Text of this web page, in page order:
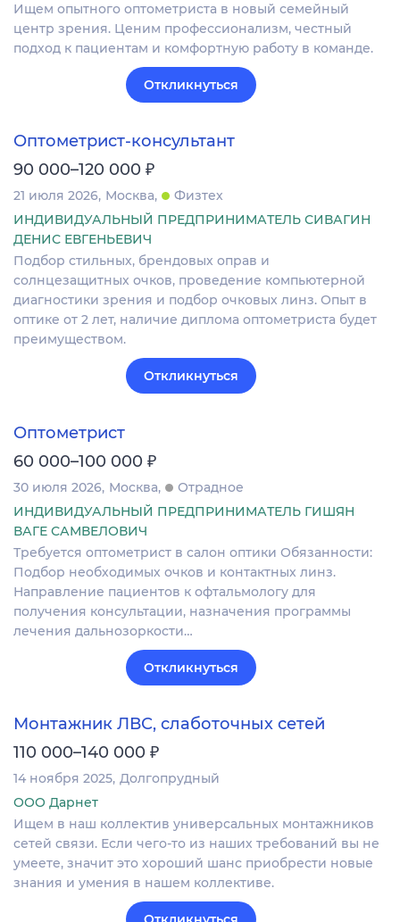
Ищем опытного оптометриста в новый семейный
центр зрения. Ценим профессионализм, честный
подход к пациентам и комфортную работу в команде.
Откликнуться
Оптометрист-консультант
90 000–120 000 ₽
21 июля 2026 Москва
Физтех
ИНДИВИДУАЛЬНЫЙ ПРЕДПРИНИМАТЕЛЬ СИВАГИН
ДЕНИС ЕВГЕНЬЕВИЧ
Подбор стильных, брендовых оправ и
солнцезащитных очков, проведение компьютерной
диагностики зрения и подбор очковых линз. Опыт в
оптике от 2 лет, наличие диплома оптометриста будет
преимуществом.
Откликнуться
Оптометрист
60 000–100 000 ₽
30 июля 2026 Москва
Отрадное
ИНДИВИДУАЛЬНЫЙ ПРЕДПРИНИМАТЕЛЬ ГИШЯН
ВАГЕ САМВЕЛОВИЧ
Требуется оптометрист в салон оптики Обязанности:
Подбор необходимых очков и контактных линз.
Направление пациентов к офтальмологу для
получения консультации, назначения программы
лечения дальнозоркости…
Откликнуться
Монтажник ЛВС, слаботочных сетей
110 000–140 000 ₽
14 ноября 2025 Долгопрудный
ООО Дарнет
Ищем в наш коллектив универсальных монтажников
сетей связи. Если чего-то из наших требований вы не
умеете, значит это хороший шанс приобрести новые
знания и умения в нашем коллективе.